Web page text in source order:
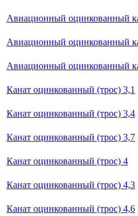
Авиационный оцинкованный
Авиационный оцинкованный
Авиационный оцинкованный
Канат оцинкованный (трос) 3,1
Канат оцинкованный (трос) 3,4
Канат оцинкованный (трос) 3,7
Канат оцинкованный (трос) 4
Канат оцинкованный (трос) 4,3
Канат оцинкованный (трос) 4,6